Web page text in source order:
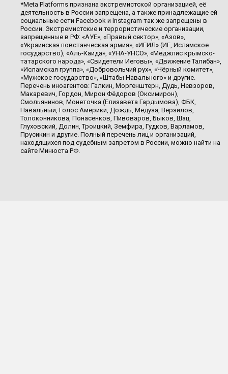
*Meta Platforms признана экстремистской организацией, её
деятельность в России запрещена, а также принадлежащие ей
социальные сети Facebook и Instagram так же запрещены в
России. Экстремистские и террористические организации,
запрещенные в РФ: «АУЕ», «Правый сектор», «Азов»,
«Украинская повстанческая армия», «ИГИЛ» (ИГ, Исламское
государство), «Аль-Каида», «УНА-УНСО», «Меджлис крымско-
татарского народа», «Свидетели Иеговы», «Движение Талибан»,
«Исламская группа», «Добровольчий рух», «Чёрный комитет»,
«Мужское государство», «Штабы Навального» и другие.
Перечень иноагентов: Галкин, Моргенштерн, Дудь, Невзоров,
Макаревич, Гордон, Мирон Фёдоров (Оксимирон),
Смольянинов, Монеточка (Елизавета Гардымова), ФБК,
Навальный, Голос Америки, Дождь, Медуза, Верзилов,
Толоконникова, Понасенков, Пивоваров, Быков, Шац,
Глуховский, Долин, Троицкий, Земфира, Гудков, Варламов,
Прусикин и другие. Полный перечень лиц и организаций,
находящихся под судебным запретом в России, можно найти на
сайте Минюста РФ.